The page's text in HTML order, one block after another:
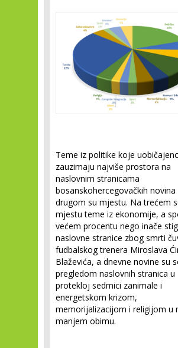
Teme iz politike koje
zauzimaju najviše prostora na
naslovnim stranicama
bosanskohercegovačkih novina
drugom su mjestu. Na trećem
mjestu teme iz ekonomije, a
većem procentu nego inače
naslovne stranice zbog smrti
fudbalskog trenera Miroslava
Blaževića, a dnevne novine su
pregledom naslovnih stranica u
protekloj sedmici zanimale i
energetskom krizom,
memorijalizacijom i religijom u
manjem obimu.